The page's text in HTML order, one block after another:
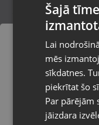
Asus VivaBook
Rīga, Prūšu iela 21
Stāvoklis Lietots
340.00€
€ /mēn.
izvēlēto
Vietnes
Šajā
Lai
mēs
sīkdatnes.
piekrītat šo
Par pārējām
jāizdara